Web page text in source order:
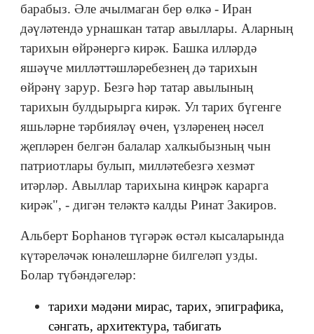
барабыз. Әле ачылмаган бер өлкә - Иран
дәүләтендә урнашкан татар авыллары. Аларның
тарихын өйрәнергә кирәк. Башка илләрдә
яшәүче милләттәшләребезнең дә тарихын
өйрәнү зарур. Безгә һәр татар авылының
тарихын булдырырга кирәк. Ул тарих бүгенге
яшьләрне тәрбияләү өчен, үзләренең нәсел
җепләрен белгән балалар халкыбызның чын
патриотлары булып, милләтебезгә хезмәт
итәрләр. Авыллар тарихына киңрәк карарга
кирәк", - дигән теләктә калды Ринат Закиров.
Альберт Борһанов түгәрәк өстәл кысаларында
күтәреләчәк юнәлешләрне билгеләп узды.
Болар түбәндәгеләр:
тарихи мәдәни мирас, тарих, эпиграфика,
сәнгать, архитектура, табигать